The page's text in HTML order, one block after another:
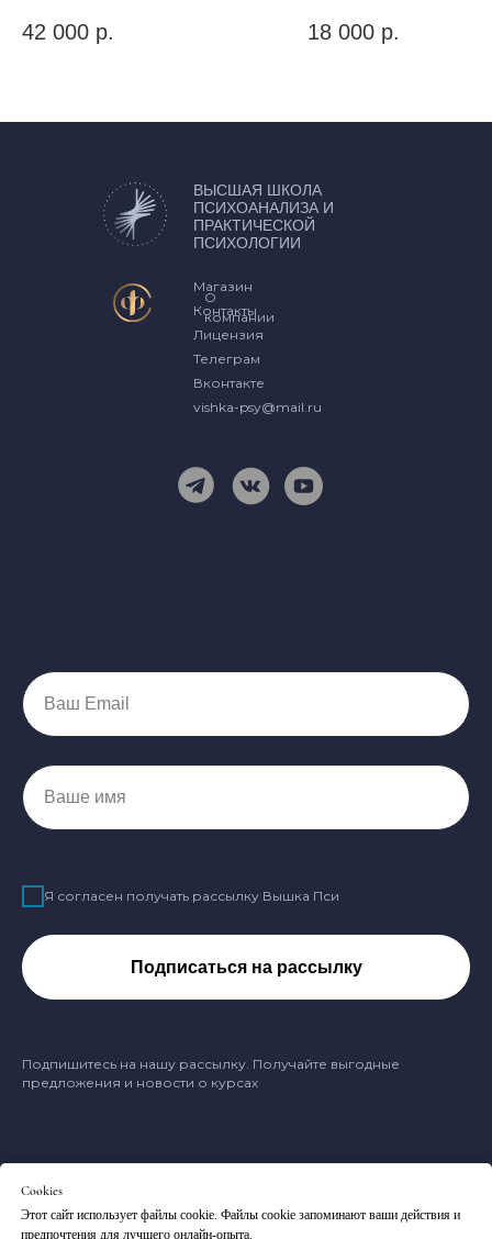
Cookies
Этот сайт использует файлы cookie. Файлы cookie запоминают ваши действия и
предпочтения для лучшего онлайн-опыта.
повышении
42 000 р.
повышении
18 000 р.
Контакты
Лицензия
Телеграм
Вконтакте
vishka-psy@mail.ru
Магазин
О
компании
ВЫСШАЯ ШКОЛА
ПСИХОАНАЛИЗА И
ПРАКТИЧЕСКОЙ
ПСИХОЛОГИИ
Ваш Email
Ваше имя
Я согласен получать рассылку Вышка Пси
Подписаться на рассылку
Подпишитесь на нашу рассылку. Получайте выгодные
предложения и новости о курсах
Оферта
Политика обработки персональных данных